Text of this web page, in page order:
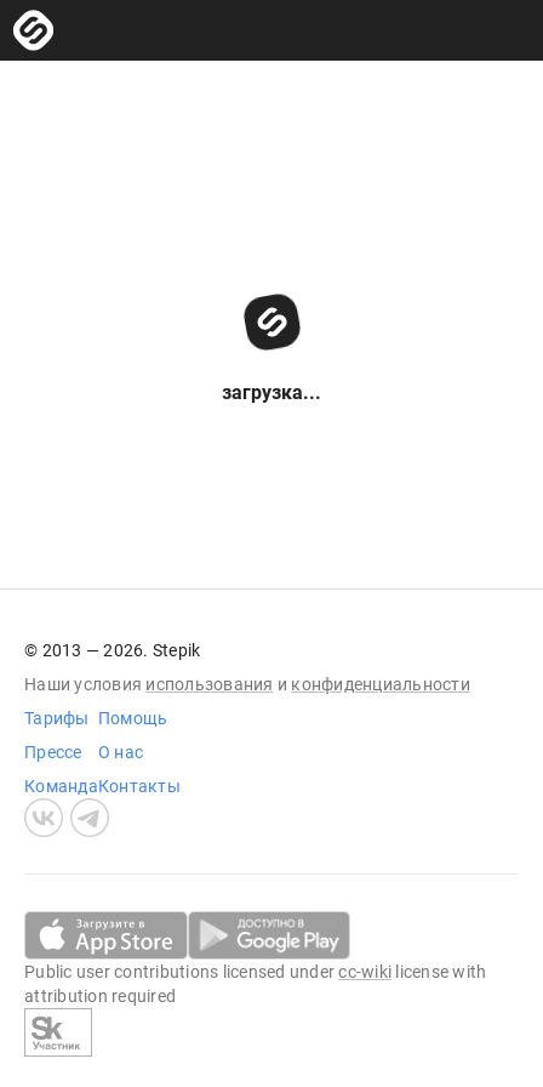
загрузка...
© 2013 — 2026. Stepik
Наши условия использования и конфиденциальности
Тарифы
Прессе
Команда
Помощь
О нас
Контакты
Public user contributions licensed undercc-wiki license with
attribution required